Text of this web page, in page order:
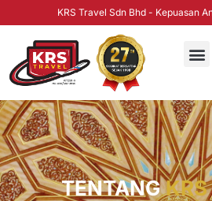
KRS Travel Sdn Bhd - Kepuasan
TENTANGKRS